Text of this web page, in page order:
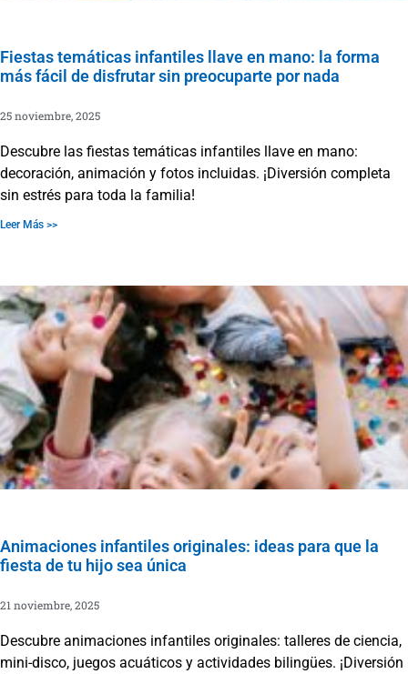
Fiestas temáticas infantiles llave en mano: la forma
más fácil de disfrutar sin preocuparte por nada
25 noviembre, 2025
Descubre las fiestas temáticas infantiles llave en mano:
decoración, animación y fotos incluidas. ¡Diversión completa
sin estrés para toda la familia!
Leer Más >>
Animaciones infantiles originales: ideas para que la
fiesta de tu hijo sea única
21 noviembre, 2025
Descubre animaciones infantiles originales: talleres de ciencia,
mini-disco, juegos acuáticos y actividades bilingües. ¡Diversión